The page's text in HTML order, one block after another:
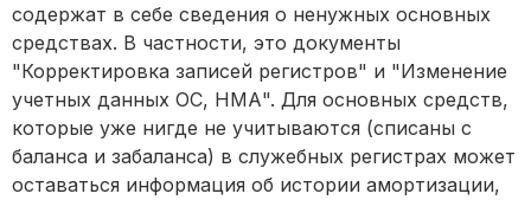
содержат в себе сведения о ненужных основных
средствах. В частности, это документы
"Корректировка записей регистров" и "Изменение
учетных данных ОС, НМА". Для основных средств,
которые уже нигде не учитываются (списаны с
баланса и забаланса) в служебных регистрах может
оставаться информация об истории амортизации,